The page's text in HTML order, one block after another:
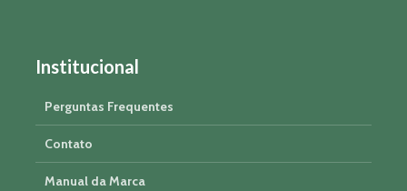
Institucional
Perguntas Frequentes
Contato
Manual da Marca